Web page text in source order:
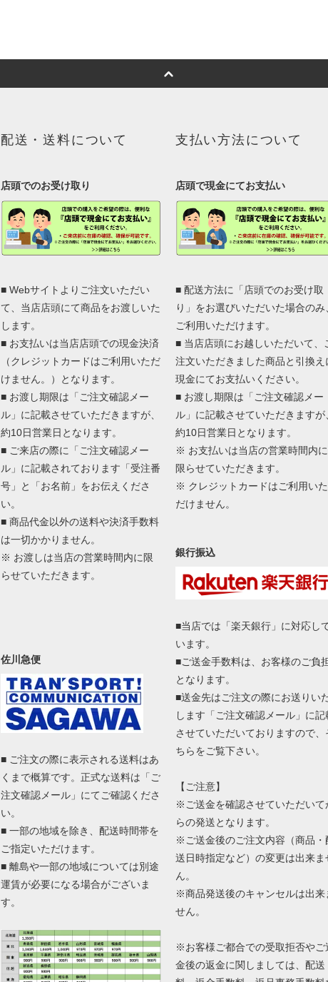
配送・送料について
店頭でのお受け取り
■ Webサイトよりご注文いただい
て、当店店頭にて商品をお渡しいた
します。
■ お支払いは当店店頭での現金決済
（クレジットカードはご利用いただ
けません。）となります。
■ お渡し期限は「ご注文確認メー
ル」に記載させていただきますが、
約10日営業日となります。
■ ご来店の際に「ご注文確認メー
ル」に記載されております「受注番
号」と「お名前」をお伝えくださ
い。
■ 商品代金以外の送料や決済手数料
は一切かかりません。
※ お渡しは当店の営業時間内に限
らせていただきます。
佐川急便
■ ご注文の際に表示される送料はあ
くまで概算です。正式な送料は「ご
注文確認メール」にてご確認くださ
い。
■ 一部の地域を除き、配送時間帯を
ご指定いただけます。
■ 離島や一部の地域については別途
運賃が必要になる場合がございま
す。
支払い方法について
店頭で現金にてお支払い
■ 配送方法に「店頭でのお受け取
り」をお選びいただいた場合のみ
ご利用いただけます。
■ 当店店頭にお越しいただいて、
注文いただきました商品と引換え
現金にてお支払いください。
■ お渡し期限は「ご注文確認メー
ル」に記載させていただきますが
約10日営業日となります。
※ お支払いは当店の営業時間内に
限らせていただきます。
※ クレジットカードはご利用いた
だけません。
銀行振込
■当店では「楽天銀行」に対応し
います。
■ご送金手数料は、お客様のご負
となります。
■送金先はご注文の際にお送りい
します「ご注文確認メール」に記
させていただいておりますので、
ちらをご覧下さい。
【ご注意】
※ご送金を確認させていただいて
らの発送となります。
※ご送金後のご注文内容（商品・
送日時指定など）の変更は出来ま
ん。
※商品発送後のキャンセルは出来
せん。
※お客様ご都合での受取拒否やご
金後の返金に関しましては、配送